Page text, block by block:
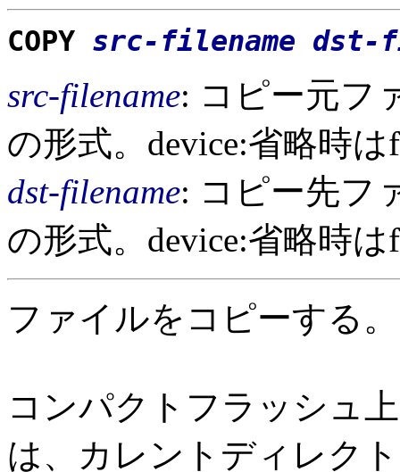
COPY src-filename dst-
src-filename: コピー元フ
の形式。device:省略時
dst-filename: コピー先フ
の形式。device:省略時
ファイルをコピーする。
コンパクトフラッシュ
は、カレントディレク